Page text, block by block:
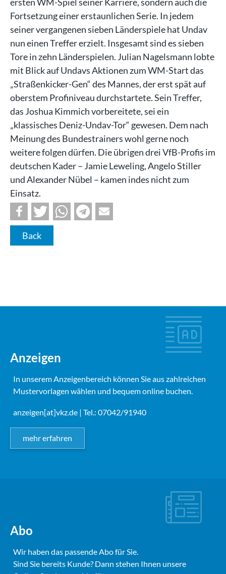
Fortsetzung einer erstaunlichen Serie. In jedem
seiner vergangenen sieben Länderspiele hat Undav
nun einen Treffer erzielt. Insgesamt sind es sieben
Tore in zehn Länderspielen. Julian Nagelsmann lobte
mit Blick auf Undavs Aktionen zum WM-Start das
„Straßenkicker-Gen“ des Mannes, der erst spät auf
oberstem Profiniveau durchstartete. Sein Treffer,
das Joshua Kimmich vorbereitete, sei ein
„klassisches Deniz-Undav-Tor“ gewesen. Dem nach
Meinung des Bundestrainers wohl gerne noch
weitere folgen dürfen. Die übrigen drei VfB-Profis im
deutschen Kader – Jamie Leweling, Angelo Stiller
und Alexander Nübel – kamen indes nicht zum
Einsatz.
Back
Anzeigen
In unserem Anzeigenbereich können Sie aus zahlreichen
Mustervorlagen wählen und bequem online buchen.
anzeigen[at]vkz.de | Tel.: 07042/91940
mehr erfahren
Abo
Wir haben das passende Abo für Sie.
Sind Sie bereits Kunde? Dann stehen Ihnen unsere